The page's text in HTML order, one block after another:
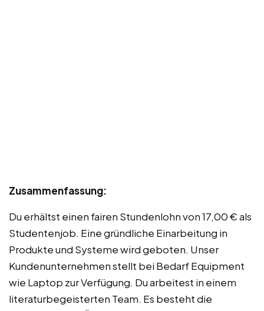
Zusammenfassung:
Du erhältst einen fairen Stundenlohn von 17,00 € als
Studentenjob. Eine gründliche Einarbeitung in
Produkte und Systeme wird geboten. Unser
Kundenunternehmen stellt bei Bedarf Equipment
wie Laptop zur Verfügung. Du arbeitest in einem
literaturbegeisterten Team. Es besteht die